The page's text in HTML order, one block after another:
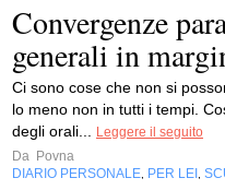
Convergenze
generali in
Ci sono cose che non si
lo meno non in tutti i tempi.
degli orali...
Leggere il seguito
Da Povna
DIARIO PERSONALE PER LEI